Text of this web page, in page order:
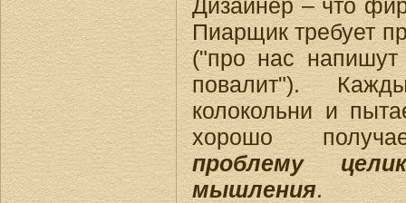
Дизайнер – что
Пиарщик требует
("про нас напишут
повалит").
колокольни и
хорошо
проблему
мышления.